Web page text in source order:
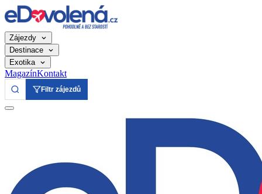
Zájezdy
Destinace
Exotika
MagazínKontakt
Filtr zájezdů